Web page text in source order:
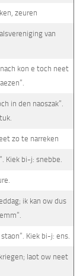
zeuren
van
kon e toch neet
in den naoszak”.
zo te narreken
Kiek bi-j: snebbe.
ik kan ow dus
Kiek bi-j: ens.
laot ow neet